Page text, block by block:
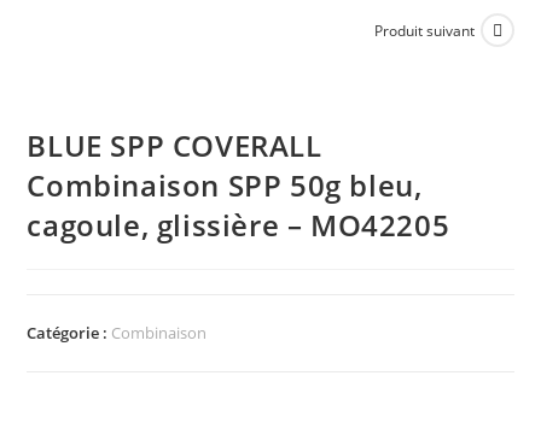
Produit suivant
BLUE SPP COVERALL
Combinaison SPP 50g bleu,
cagoule, glissière – MO42205
Catégorie : Combinaison